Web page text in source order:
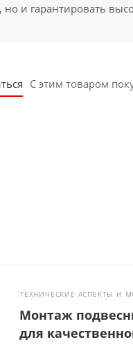
но и гарантировать
С этим товаром
ТЕХНИЧЕСКИЕ АСПЕКТЫ И
Монтаж
для